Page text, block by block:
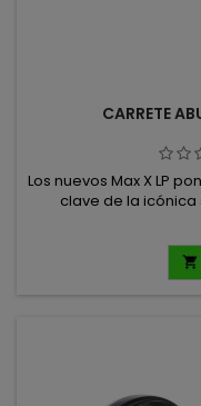
CARRETE
Los nuevos Max X LP
clave de la
potencia y
accesible. Su diseño
ergonomía
largas jornadas de
